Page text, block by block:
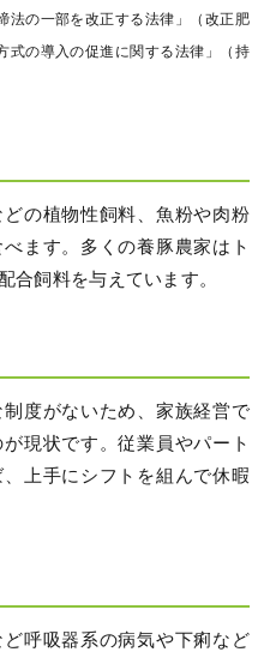
法の一部を改正する法律」（改正肥
式の導入の促進に関する法律」（持
の植物性飼料、魚粉や肉粉
ます。多くの養豚農家はト
合飼料を与えています。
度がないため、家族経営で
現状です。従業員やパート
上手にシフトを組んで休暇
呼吸器系の病気や下痢など